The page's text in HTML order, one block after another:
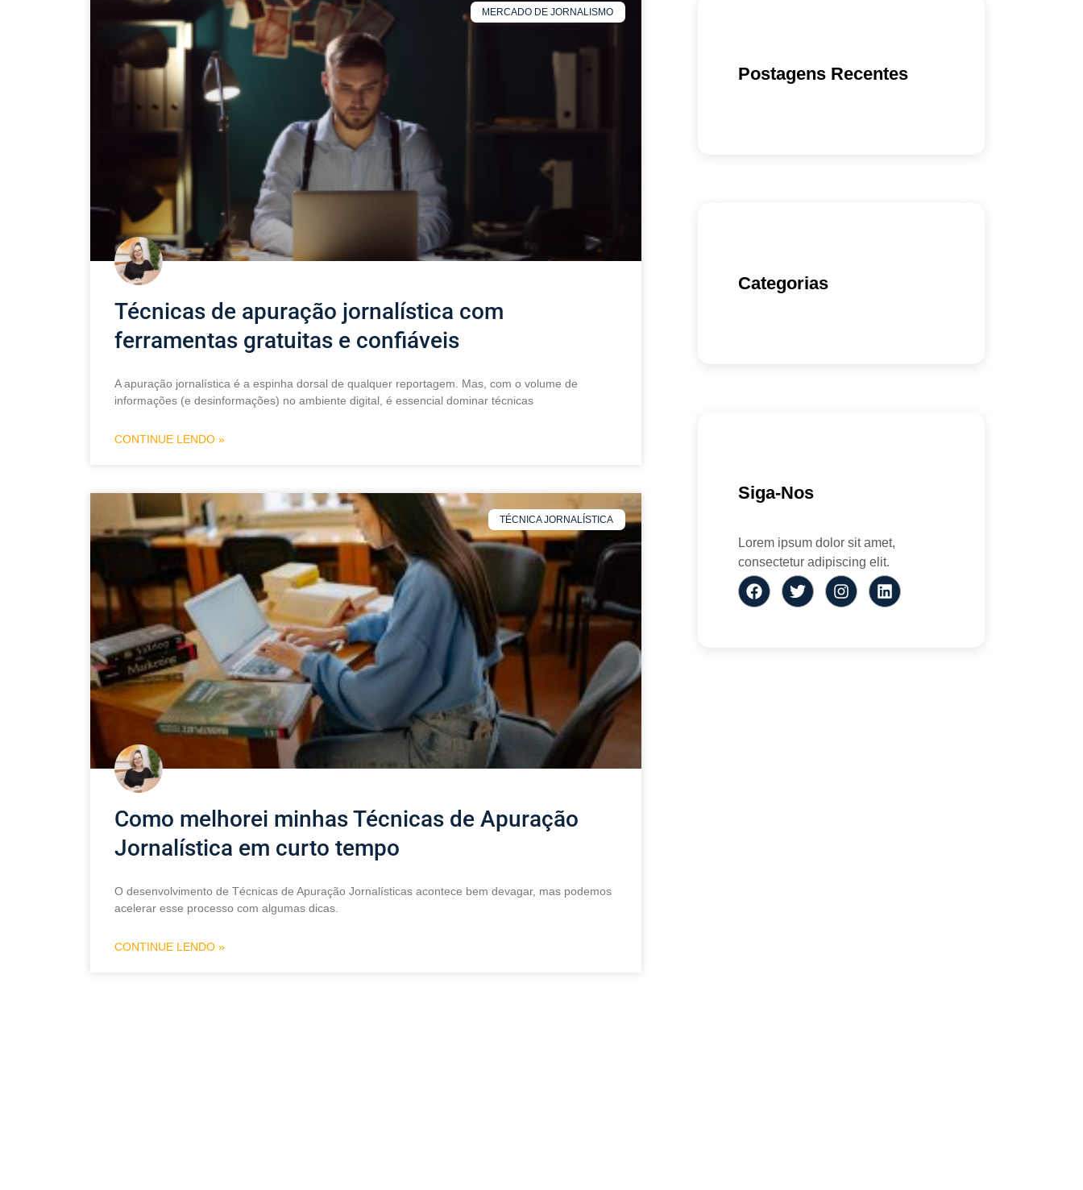
MERCADO DE JORNALISMO
Técnicas de apuração jornalística com
ferramentas gratuitas e confiáveis
A apuração jornalística é a espinha dorsal de qualquer reportagem. Mas, com o volume de
informações (e desinformações) no ambiente digital, é essencial dominar técnicas
CONTINUE LENDO »
TÉCNICA JORNALÍSTICA
Como melhorei minhas Técnicas de Apuração
Jornalística em curto tempo
O desenvolvimento de Técnicas de Apuração Jornalísticas acontece bem devagar, mas podemos
acelerar esse processo com algumas dicas.
CONTINUE LENDO »
Postagens Recentes
Categorias
Siga-Nos
Lorem ipsum dolor sit amet,
consectetur adipiscing elit.